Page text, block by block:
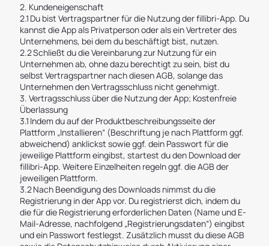
2. Kundeneigenschaft
2.1 Du bist Vertragspartner für die Nutzung der fillibri-App. Du
kannst die App als Privatperson oder als ein Vertreter des
Unternehmens, bei dem du beschäftigt bist, nutzen.
2.2 Schließt du die Vereinbarung zur Nutzung für ein
Unternehmen ab, ohne dazu berechtigt zu sein, bist du
selbst Vertragspartner nach diesen AGB, solange das
Unternehmen den Vertragsschluss nicht genehmigt.
3. Vertragsschluss über die Nutzung der App; Kostenfreie
Überlassung
3.1 Indem du auf der Produktbeschreibungsseite der
Plattform „Installieren“ (Beschriftung je nach Plattform ggf.
abweichend) anklickst sowie ggf. dein Passwort für die
jeweilige Plattform eingibst, startest du den Download der
fillibri-App. Weitere Einzelheiten regeln ggf. die AGB der
jeweiligen Plattform.
3.2 Nach Beendigung des Downloads nimmst du die
Registrierung in der App vor. Du registrierst dich, indem du
die für die Registrierung erforderlichen Daten (Name und E-
Mail-Adresse, nachfolgend „Registrierungsdaten“) eingibst
und ein Passwort festlegst. Zusätzlich musst du diese AGB